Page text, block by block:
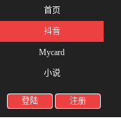
首页
抖音
Mycard
小说
登陆 注册